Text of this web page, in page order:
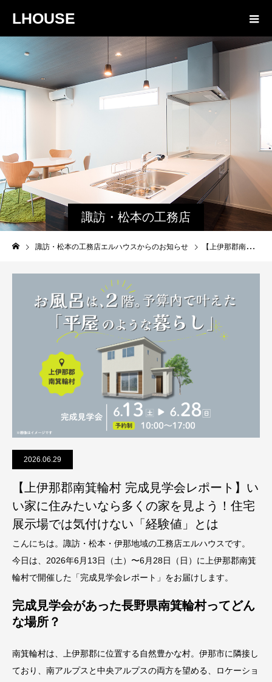
LHOUSE
諏訪・松本の工務店
エルハウスからのお
知らせ
諏訪・松本の工務店エルハウスからのお知らせ 【上伊那郡南箕輪村 完成見学会レポート】いい家に住みたいなら多くの家を見よう！住宅展示場では気付けない「経験値」とは
2026.06.29
【上伊那郡南箕輪村 完成見学会レポート】い
い家に住みたいなら多くの家を見よう！住宅
展示場では気付けない「経験値」とは
こんにちは。諏訪・松本・伊那地域の工務店エルハウスです。
今日は、2026年6月13日（土）〜6月28日（日）に上伊那郡南箕
輪村で開催した「完成見学会レポート」をお届けします。
完成見学会があった長野県南箕輪村ってどん
な場所？
南箕輪村は、上伊那郡に位置する自然豊かな村。伊那市に隣接し
ており、南アルプスと中央アルプスの両方を望める、ロケーショ